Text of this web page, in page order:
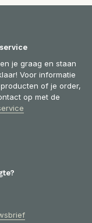
je graag en staan
Voor informatie
of je order,
op met de